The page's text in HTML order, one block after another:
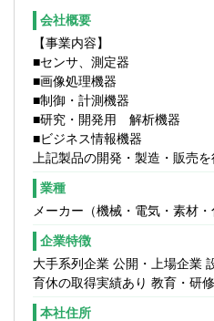
会社概要
【事業内容】
■センサ、測定器
■画像処理機器
■制御・計測機器
■研究・開発用 解析機器
■ビジネス情報機器
上記製品の開発・製造・販売を
業種
メーカー（機械・電気・素材
企業特徴
大手系列企業 公開・上場企業
育休の取得実績あり 教育・研
本社住所